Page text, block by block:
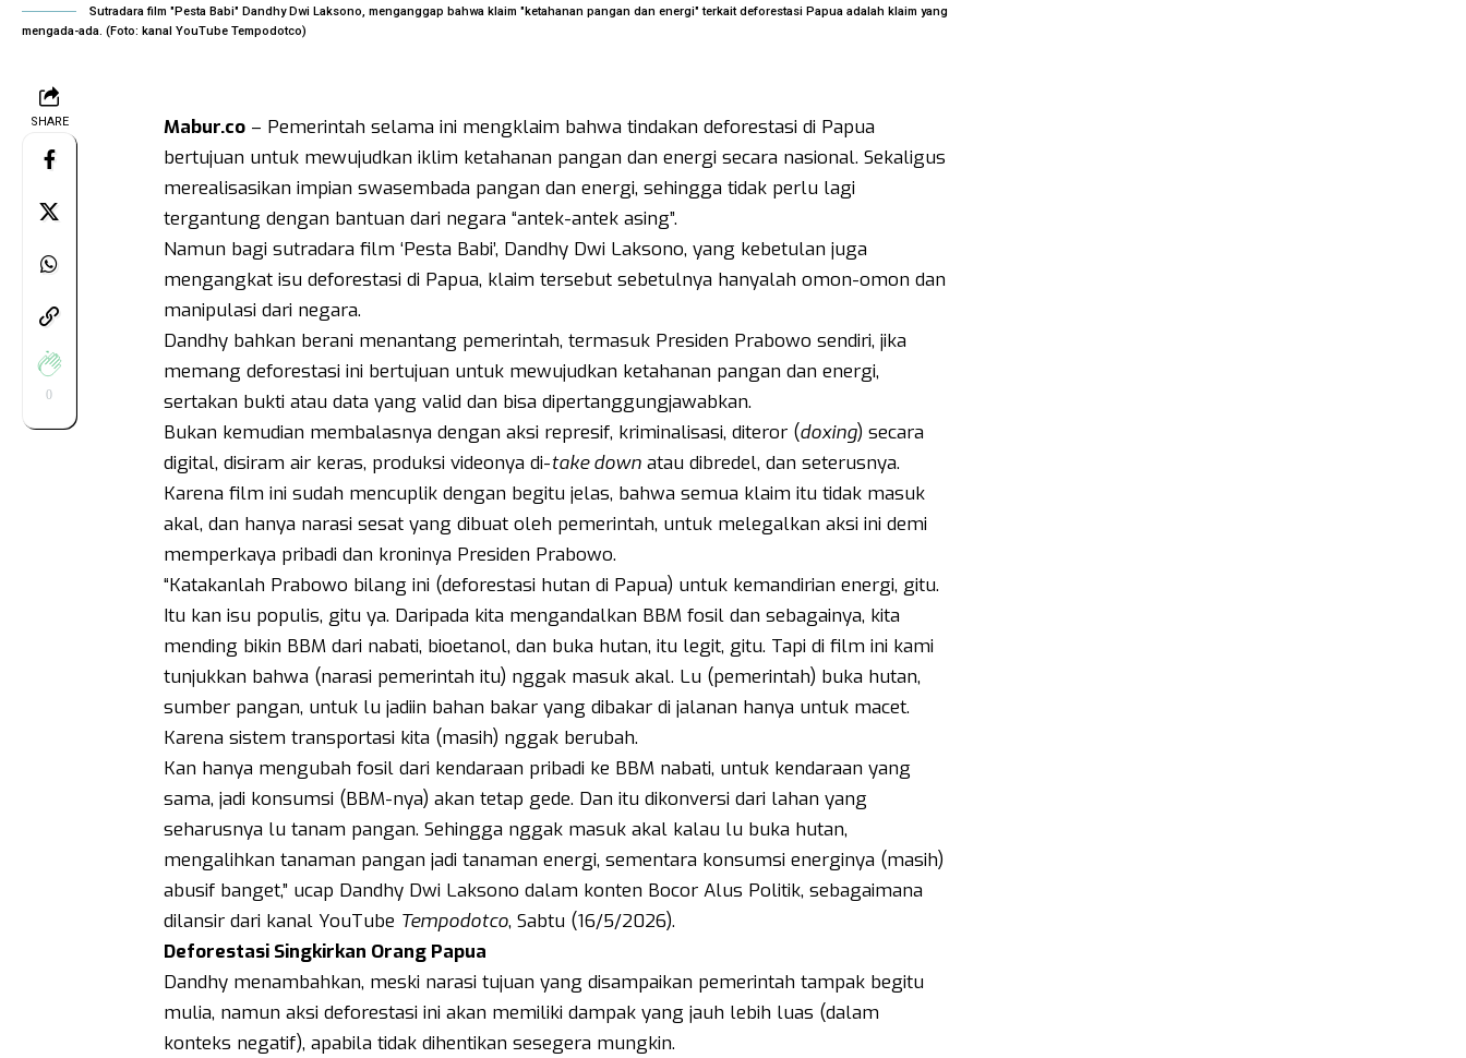
Sutradara film "Pesta Babi" Dandhy Dwi Laksono, menganggap bahwa klaim "ketahanan pangan dan energi" terkait deforestasi Papua adalah klaim yang
mengada-ada. (Foto: kanal YouTube Tempodotco)
SHARE
0
Mabur.co– Pemerintah selama ini mengklaim bahwa tindakan deforestasi di Papua
bertujuan untuk mewujudkan iklim ketahanan pangan dan energi secara nasional. Sekaligus
merealisasikan impian swasembada pangan dan energi, sehingga tidak perlu lagi
tergantung dengan bantuan dari negara “antek-antek asing”.
Namun bagi sutradara film ‘Pesta Babi’, Dandhy Dwi Laksono, yang kebetulan juga
mengangkat isu deforestasi di Papua, klaim tersebut sebetulnya hanyalah omon-omon dan
manipulasi dari negara.
Dandhy bahkan berani menantang pemerintah, termasuk Presiden Prabowo sendiri, jika
memang deforestasi ini bertujuan untuk mewujudkan ketahanan pangan dan energi,
sertakan bukti atau data yang valid dan bisa dipertanggungjawabkan.
Bukan kemudian membalasnya dengan aksi represif, kriminalisasi, diteror (doxing) secara
digital, disiram air keras, produksi videonya di-take downatau dibredel, dan seterusnya.
Karena film ini sudah mencuplik dengan begitu jelas, bahwa semua klaim itu tidak masuk
akal, dan hanya narasi sesat yang dibuat oleh pemerintah, untuk melegalkan aksi ini demi
memperkaya pribadi dan kroninya Presiden Prabowo.
“Katakanlah Prabowo bilang ini (deforestasi hutan di Papua) untuk kemandirian energi, gitu.
Itu kan isu populis, gitu ya. Daripada kita mengandalkan BBM fosil dan sebagainya, kita
mending bikin BBM dari nabati, bioetanol, dan buka hutan, itu legit, gitu. Tapi di film ini kami
tunjukkan bahwa (narasi pemerintah itu) nggak masuk akal. Lu (pemerintah) buka hutan,
sumber pangan, untuk lu jadiin bahan bakar yang dibakar di jalanan hanya untuk macet.
Karena sistem transportasi kita (masih) nggak berubah.
Kan hanya mengubah fosil dari kendaraan pribadi ke BBM nabati, untuk kendaraan yang
sama, jadi konsumsi (BBM-nya) akan tetap gede. Dan itu dikonversi dari lahan yang
seharusnya lu tanam pangan. Sehingga nggak masuk akal kalau lu buka hutan,
mengalihkan tanaman pangan jadi tanaman energi, sementara konsumsi energinya (masih)
abusif banget,” ucap Dandhy Dwi Laksono dalam konten Bocor Alus Politik, sebagaimana
dilansir dari kanal YouTube Tempodotco, Sabtu (16/5/2026).
Deforestasi Singkirkan Orang Papua
Dandhy menambahkan, meski narasi tujuan yang disampaikan pemerintah tampak begitu
mulia, namun aksi deforestasi ini akan memiliki dampak yang jauh lebih luas (dalam
konteks negatif), apabila tidak dihentikan sesegera mungkin.